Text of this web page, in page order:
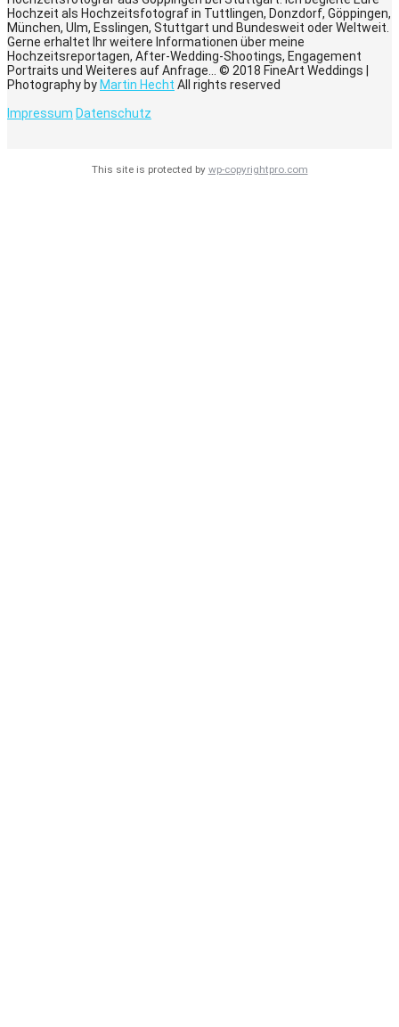
Hochzeit als Hochzeitsfotograf in Tuttlingen, Donzdorf, Göppingen,
München, Ulm, Esslingen, Stuttgart und Bundesweit oder Weltweit.
Gerne erhaltet Ihr weitere Informationen über meine
Hochzeitsreportagen, After-Wedding-Shootings, Engagement
Portraits und Weiteres auf Anfrage... © 2018 FineArt Weddings |
Photography by Martin Hecht All rights reserved
Impressum Datenschutz
This site is protected by wp-copyrightpro.com